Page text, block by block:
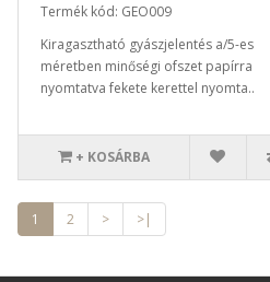
Termék kód: GEO009
Kiragasztható gyászjelentés a/5-es
méretben minőségi ofszet papírra
nyomtatva fekete kerettel nyomta..
+ KOSÁRBA
1 2 > >|